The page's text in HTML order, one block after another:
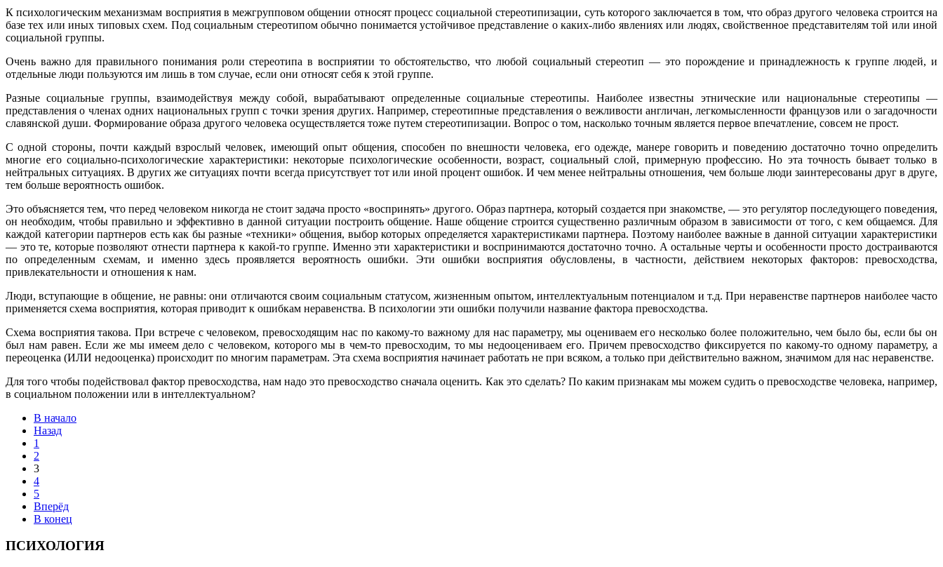
К психологическим механизмам восприятия в межгрупповом общении относят процесс социальной стереотипизации, суть которого заключается в том, что образ другого человека строится на
базе тех или иных типовых схем. Под социальным стереотипом обычно понимается устойчивое представление о каких-либо явлениях или людях, свойственное представителям той или иной
социальной группы.
Очень важно для правильного понимания роли стереотипа в восприятии то обстоятельство, что любой социальный стереотип — это порождение и принадлежность к группе людей, и
отдельные люди пользуются им лишь в том случае, если они относят себя к этой группе.
Разные социальные группы, взаимодействуя между собой, вырабатывают определенные социальные стереотипы. Наиболее известны этнические или национальные стереотипы —
представления о членах одних национальных групп с точки зрения других. Например, стереотипные представления о вежливости англичан, легкомысленности французов или о загадочности
славянской души. Формирование образа другого человека осуществляется тоже путем стереотипизации. Вопрос о том, насколько точным является первое впечатление, совсем не прост.
С одной стороны, почти каждый взрослый человек, имеющий опыт общения, способен по внешности человека, его одежде, манере говорить и поведению достаточно точно определить
многие его социально-психологические характеристики: некоторые психологические особенности, возраст, социальный слой, примерную профессию. Но эта точность бывает только в
нейтральных ситуациях. В других же ситуациях почти всегда присутствует тот или иной процент ошибок. И чем менее нейтральны отношения, чем больше люди заинтересованы друг в друге,
тем больше вероятность ошибок.
Это объясняется тем, что перед человеком никогда не стоит задача просто «воспринять» другого. Образ партнера, который создается при знакомстве, — это регулятор последующего поведения,
он необходим, чтобы правильно и эффективно в данной ситуации построить общение. Наше общение строится существенно различным образом в зависимости от того, с кем общаемся. Для
каждой категории партнеров есть как бы разные «техники» общения, выбор которых определяется характеристиками партнера. Поэтому наиболее важные в данной ситуации характеристики
— это те, которые позволяют отнести партнера к какой-то группе. Именно эти характеристики и воспринимаются достаточно точно. А остальные черты и особенности просто достраиваются
по определенным схемам, и именно здесь проявляется вероятность ошибки. Эти ошибки восприятия обусловлены, в частности, действием некоторых факторов: превосходства,
привлекательности и отношения к нам.
Люди, вступающие в общение, не равны: они отличаются своим социальным статусом, жизненным опытом, интеллектуальным потенциалом и т.д. При неравенстве партнеров наиболее часто
применяется схема восприятия, которая приводит к ошибкам неравенства. В психологии эти ошибки получили название фактора превосходства.
Схема восприятия такова. При встрече с человеком, превосходящим нас по какому-то важному для нас параметру, мы оцениваем его несколько более положительно, чем было бы, если бы он
был нам равен. Если же мы имеем дело с человеком, которого мы в чем-то превосходим, то мы недооцениваем его. Причем превосходство фиксируется по какому-то одному параметру, а
переоценка (ИЛИ недооценка) происходит по многим параметрам. Эта схема восприятия начинает работать не при всяком, а только при действительно важном, значимом для нас неравенстве.
Для того чтобы подействовал фактор превосходства, нам надо это превосходство сначала оценить. Как это сделать? По каким признакам мы можем судить о превосходстве человека, например,
в социальном положении или в интеллектуальном?
В начало
Назад
1
2
3
4
5
Вперёд
В конец
ПСИХОЛОГИЯ